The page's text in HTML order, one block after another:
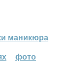
маникюра
фото